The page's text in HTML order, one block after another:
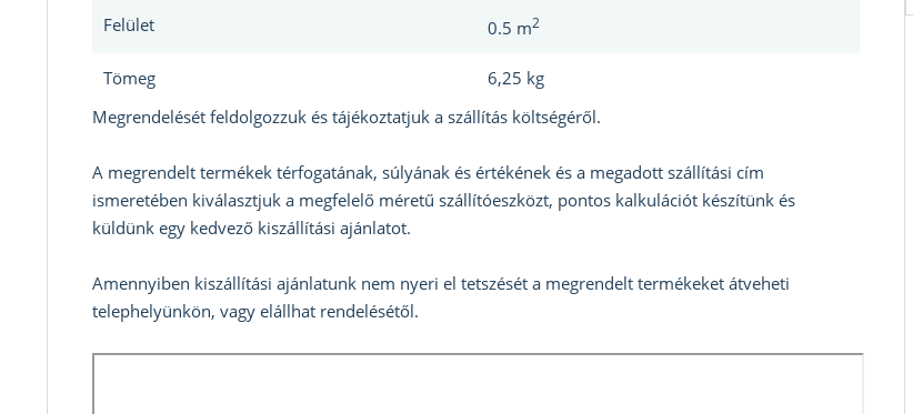
Felület 0.5 m2
Tömeg
6,25 kg
Megrendelését feldolgozzuk és tájékoztatjuk a szállítás költségéről.
A megrendelt termékek térfogatának, súlyának és értékének és a megadott szállítási cím
ismeretében kiválasztjuk a megfelelő méretű szállítóeszközt, pontos kalkulációt készítünk és
küldünk egy kedvező kiszállítási ajánlatot.
Amennyiben kiszállítási ajánlatunk nem nyeri el tetszését a megrendelt termékeket átveheti
telephelyünkön, vagy elállhat rendelésétől.